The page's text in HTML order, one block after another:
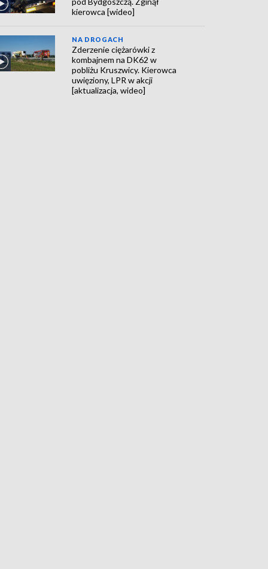
kierowca [wideo]
NA DROGACH
Zderzenie ciężarówki z
kombajnem na DK62 w
pobliżu Kruszwicy. Kierowca
uwięziony, LPR w akcji
[aktualizacja, wideo]